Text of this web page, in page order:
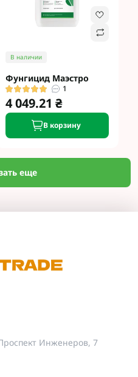
В наличии
Фунгицид Маэстро
1
4 049.21 ₴
В корзину
еще
Инженеров, 7